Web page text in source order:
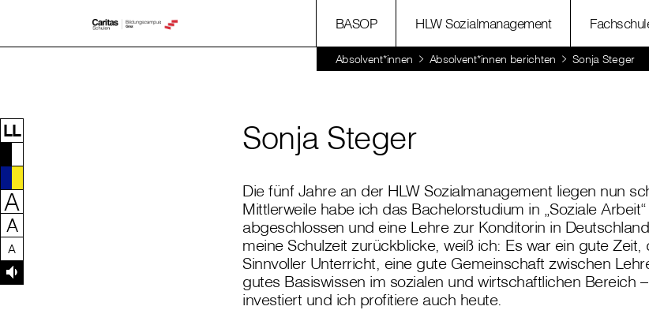
Zum Inhalt dieser Seite
Zur Navigation
Zum Footer dieser Seite
BASOP HLW Sozialmanagement
Absolvent*innen Absolvent*innen berichten Sonja Steger
LL
A
A
A
Sonja Steger
Die fünf Jahre an der HLW Sozialmanagement liegen nun
Mittlerweile habe ich das Bachelorstudium in „Soziale
abgeschlossen und eine Lehre zur Konditorin in
meine Schulzeit zurückblicke, weiß ich: Es war ein gute
Sinnvoller Unterricht, eine gute Gemeinschaft zwischen
gutes Basiswissen im sozialen und wirtschaftlichen Bereich
investiert und ich profitiere auch heute.